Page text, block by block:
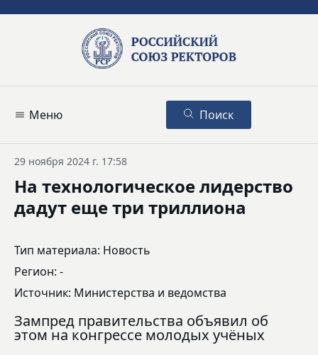
Меню Поиск
29 ноября 2024 г. 17:58
На технологическое лидерство
дадут еще три триллиона
Тип материала: Новость
Регион: -
Источник: Министерства и ведомства
Зампред правительства объявил об
этом на конгрессе молодых учёных